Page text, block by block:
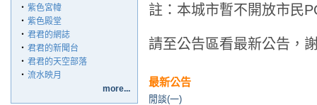
‧ 紫色宮幃
‧ 紫色殿堂
‧ 君君的網誌
‧ 君君的新聞台
‧ 君君的天空部落
‧ 流水映月
more...
註：本城市暫不開放市民
請至公告區看最新公告，
最新公告
閒談(一)